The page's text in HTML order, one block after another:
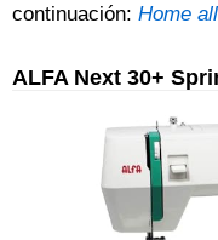
continuación: Home all
ALFA Next 30+